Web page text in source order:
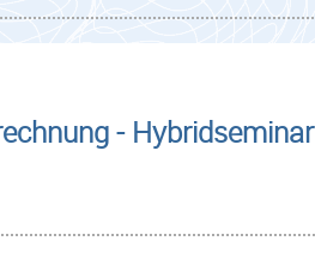
- Hybridseminar